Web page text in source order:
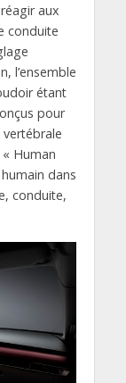
aux
conduite
l’ensemble
étant
pour
Human
dans
conduite,